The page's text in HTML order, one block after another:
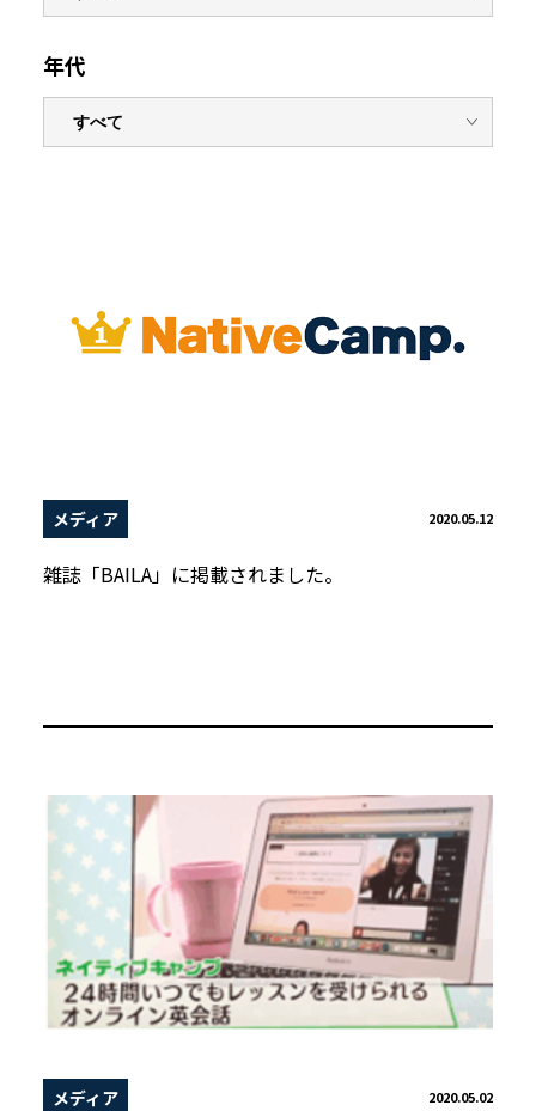
年代
メディア 2020.05.12
雑誌「BAILA」に掲載されました。
メディア 2020.05.02